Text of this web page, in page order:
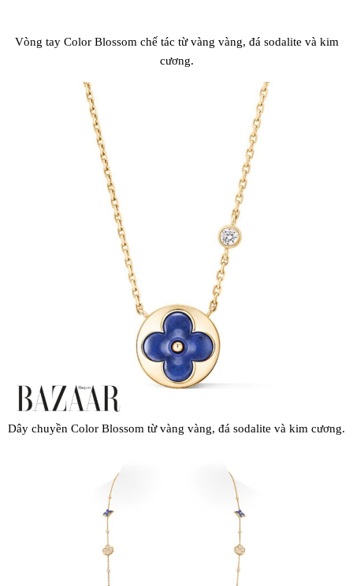
Vòng tay Color Blossom chế tác từ vàng vàng, đá sodalite và kim
cương.
Dây chuyền Color Blossom từ vàng vàng, đá sodalite và kim cương.